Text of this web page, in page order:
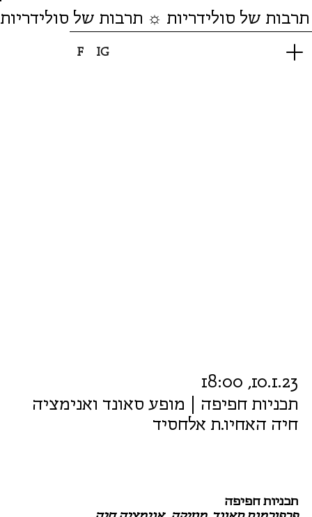
F IG
של סולידריות ☼ תרבות של סולידריות
תכניות חפיפה | מופע סאונד ואנימציה
חיה האחיו.ת אלחסיד
10.1.23, 18:00
תכניות חפיפה